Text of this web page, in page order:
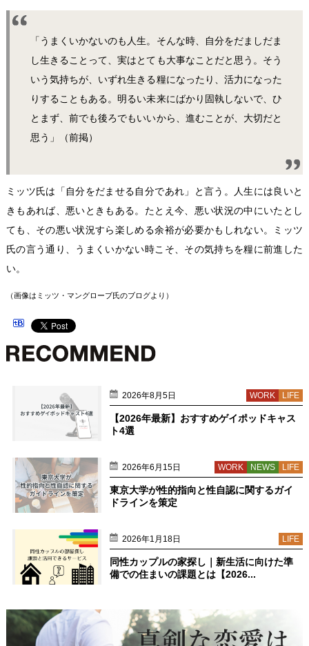
「うまくいかないのも人生。そんな時、自分をだましだま
し生きることって、実はとても大事なことだと思う。そう
いう気持ちが、いずれ生きる糧になったり、活力になった
りすることもある。明るい未来にばかり固執しないで、ひ
とまず、前でも後ろでもいいから、進むことが、大切だと
思う」（前掲）
ミッツ氏は「自分をだませる自分であれ」と言う。人生には良いと
きもあれば、悪いときもある。たとえ今、悪い状況の中にいたとし
ても、その悪い状況すら楽しめる余裕が必要かもしれない。ミッツ
氏の言う通り、うまくいかない時こそ、その気持ちを糧に前進した
い。
（画像はミッツ・マングローブ氏のブログより）
2026年8月5日 LIFE
WORK
【2026年最新】おすすめゲイポッドキャス
ト4選
2026年6月15日 LIFE
NEWS
WORK
東京大学が性的指向と性自認に関するガイ
ドラインを策定
2026年1月18日 LIFE
同性カップルの家探し｜新生活に向けた準
備での住まいの課題とは【2026...